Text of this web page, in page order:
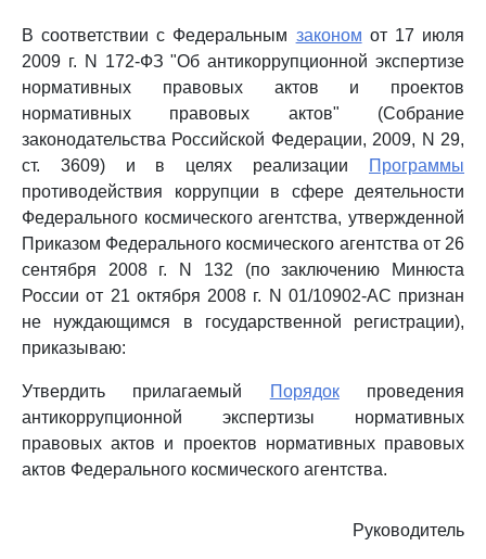
В соответствии с Федеральным законом от 17 июля
2009 г. N 172-ФЗ "Об антикоррупционной экспертизе
нормативных правовых актов и проектов
нормативных правовых актов" (Собрание
законодательства Российской Федерации, 2009, N 29,
ст. 3609) и в целях реализации
Программы
противодействия коррупции в сфере деятельности
Федерального космического агентства, утвержденной
Приказом Федерального космического агентства от 26
сентября 2008 г. N 132 (по заключению Минюста
России от 21 октября 2008 г. N 01/10902-АС признан
не нуждающимся в государственной регистрации),
приказываю:
Утвердить прилагаемый Порядокпроведения
антикоррупционной экспертизы нормативных
правовых актов и проектов нормативных правовых
актов Федерального космического агентства.
Руководитель